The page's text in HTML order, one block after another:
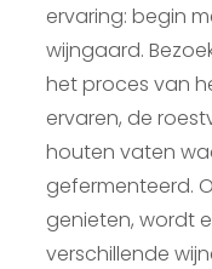
ervaring: begin
wijngaard.
het proces van
ervaren, de
houten vaten
gefermenteerd.
genieten, wordt
verschillende